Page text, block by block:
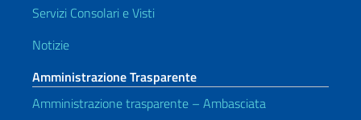
Servizi Consolari e Visti
Notizie
Amministrazione Trasparente
Amministrazione trasparente – Ambasciata